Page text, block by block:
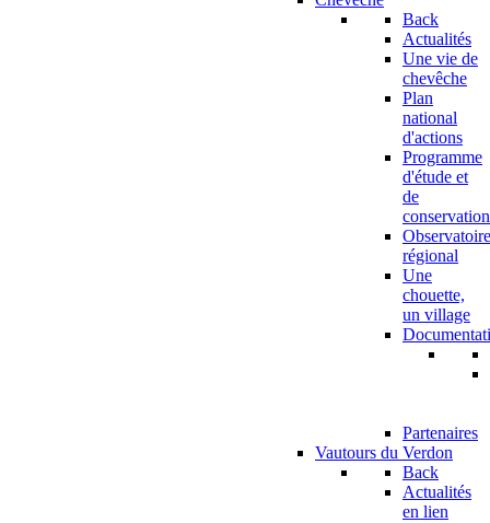
Back
Actualités
Une vie de
chevêche
Plan
national
d'actions
Programme
d'étude et
de
conservation
Observatoire
régional
Une
chouette,
un village
Partenaires
Vautours du Verdon
Back
Actualités
en lien